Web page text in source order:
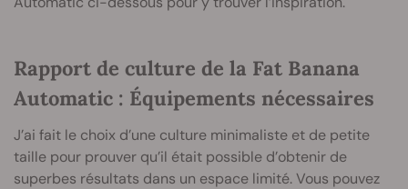
Rapport de culture de la Fat Banana
Automatic : Équipements nécessaires
J’ai fait le choix d’une culture minimaliste et de petite
taille pour prouver qu’il était possible d’obtenir de
superbes résultats dans un espace limité. Vous pouvez